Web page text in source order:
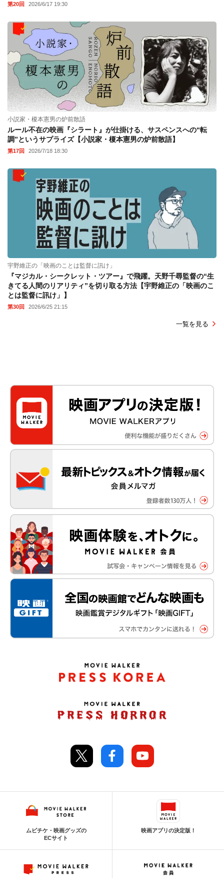
第20回 2026/6/17 19:30
小説家・榎本憲男の炉前散語
ルール不在の映画『シラート』が仕掛ける、サスペンスへの“転
調”というサプライズ【小説家・榎本憲男の炉前散語】
第17回 2026/7/18 18:30
宇野維正の「映画のことは監督に訊け」
『マジカル・シークレット・ツアー』で飛躍。天野千尋監督の“生
きてる人間のリアリティ”を切り取る方法【宇野維正の「映画のこ
とは監督に訊け」】
第30回 2026/6/25 21:15
一覧を見る
ムビチケ・映画グッズの
ECサイト
映画アプリの決定版！